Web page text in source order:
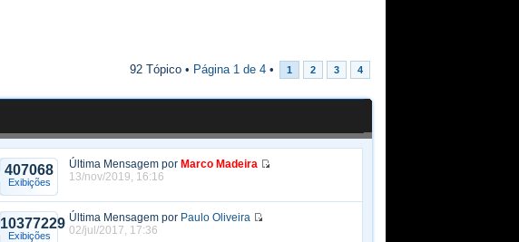
92 Tópico • Página 1 de 4 • 1 2 3 4
407068
Exibições
Última Mensagem por Marco Madeira
13/nov/2019, 16:16
10377229
Exibições
Última Mensagem por Paulo Oliveira
02/jul/2017, 17:36